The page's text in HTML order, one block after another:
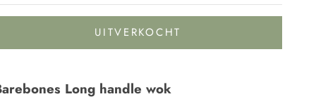
UITVERKOCHT
Long handle wok